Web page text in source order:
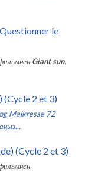
le
Giant sun.
(Cycle 2 et 3)
Maikresse 72
(Cycle 2 et 3)